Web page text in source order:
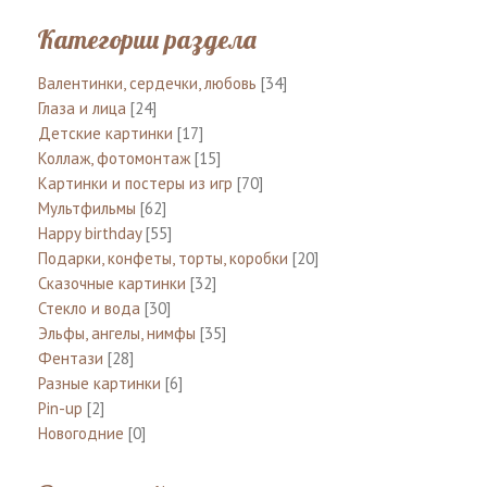
Категории раздела
Валентинки, сердечки, любовь [34]
Глаза и лица [24]
Детские картинки [17]
Коллаж, фотомонтаж [15]
Картинки и постеры из игр [70]
Мультфильмы [62]
Happy birthday [55]
Подарки, конфеты, торты, коробки [20]
Сказочные картинки [32]
Стекло и вода [30]
Эльфы, ангелы, нимфы [35]
Фентази [28]
Разные картинки [6]
Pin-up [2]
Новогодние [0]